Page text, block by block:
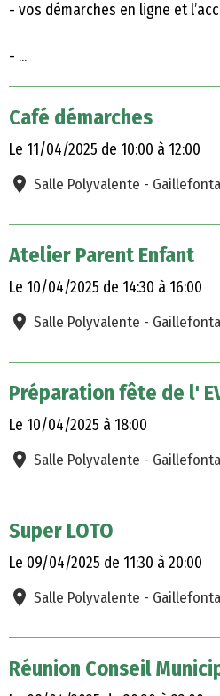
- vos démarches en ligne et
- ...
Café démarches
Le 11/04/2025 de 10:00 à 12:00
Salle Polyvalente -
Atelier Parent Enfant
Le 10/04/2025 de 14:30 à 16:00
Salle Polyvalente -
Préparation fête de l'
Le 10/04/2025 à 18:00
Salle Polyvalente -
Super LOTO
Le 09/04/2025 de 11:30 à 20:00
Salle Polyvalente -
Réunion Conseil